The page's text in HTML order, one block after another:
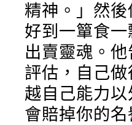
精神。」然
好到一簞食
出賣靈魂。
評估，自己
越自己能力
會賠掉你的